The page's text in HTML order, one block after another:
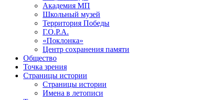
Академия МП
Школьный музей
Территория Победы
Г.О.Р.А.
«Поклонка»
Центр сохранения памяти
Общество
Точка зрения
Страницы истории
Страницы истории
Имена в летописи